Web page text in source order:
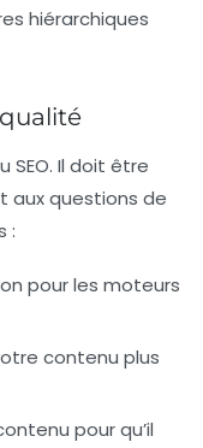
hiérarchiques
SEO. Il doit être
aux questions de
:
pour les moteurs
contenu plus
pour qu’il